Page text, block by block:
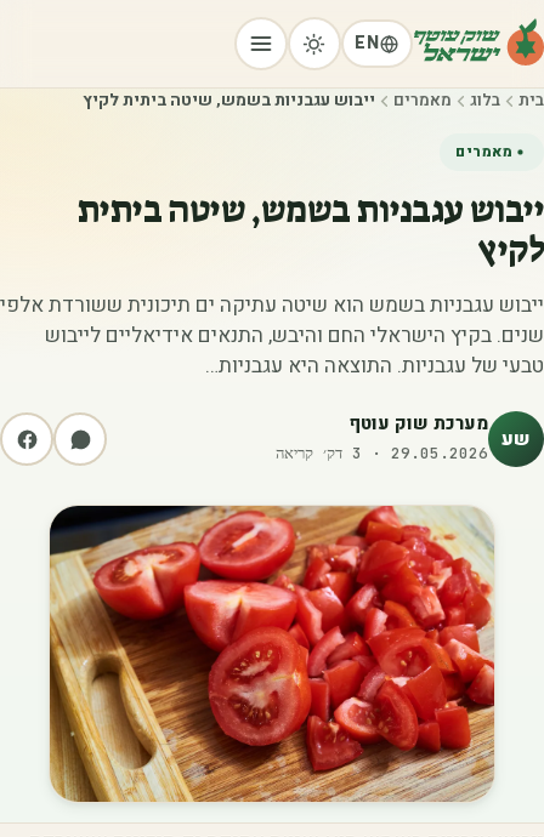
EN
בית בלוג מאמרים ייבוש עגבניות בשמש, שיטה ביתית לקיץ
מאמרים
ייבוש עגבניות בשמש, שיטה ביתית
לקיץ
ייבוש עגבניות בשמש הוא שיטה עתיקה ים תיכונית ששורדת אלפי
שנים. בקיץ הישראלי החם והיבש, התנאים אידיאליים לייבוש
טבעי של עגבניות. התוצאה היא עגבניות…
שע מערכת שוק עוטף
29.05.2026
·
3 דק׳ קריאה